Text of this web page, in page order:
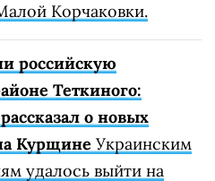
Корчаковки.
российскую
Теткиного:
о новых
Курщине Украинским
удалось выйти на